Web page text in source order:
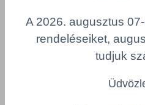
grid.filter.title.mobile
A 2026. augusztus
rendeléseiket,
tudjuk